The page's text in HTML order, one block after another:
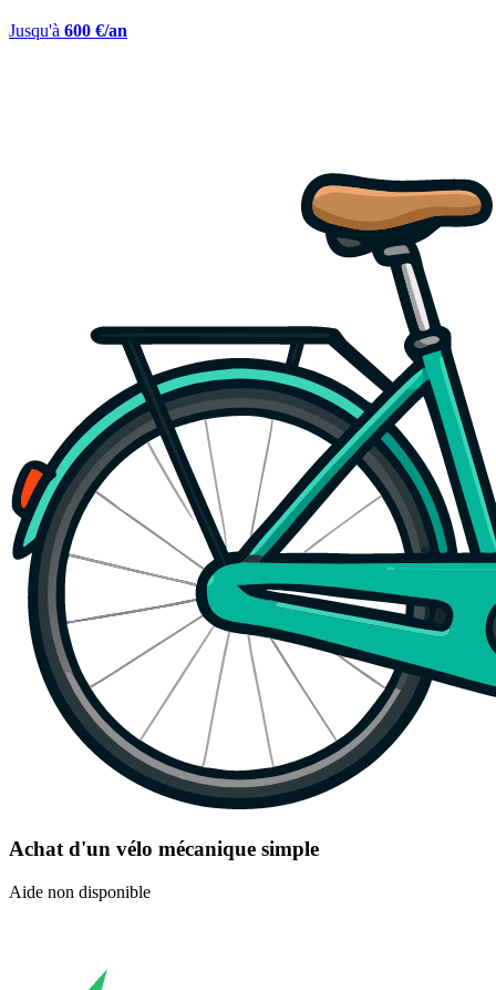
Jusqu'à 600 €/an
Achat d'un vélo mécanique simple
Aide non disponible